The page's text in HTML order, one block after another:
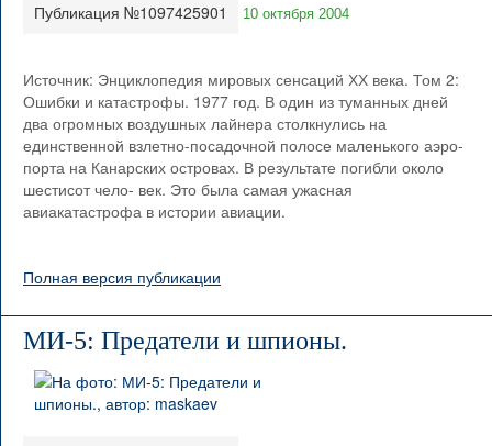
Публикация №1097425901 10 октября 2004
Источник: Энциклопедия мировых сенсаций ХХ века. Том 2:
Ошибки и катастрофы. 1977 год. В один из туманных дней
два огромных воздушных лайнера столкнулись на
единственной взлетно-посадочной полосе маленького аэро-
порта на Канарских островах. В результате погибли около
шестисот чело- век. Это была самая ужасная
авиакатастрофа в истории авиации.
Полная версия публикации
МИ-5: Предатели и шпионы.